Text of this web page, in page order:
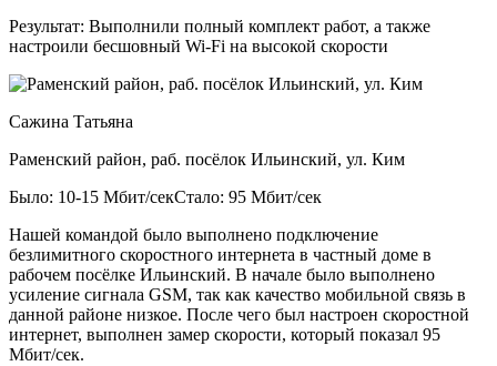
Результат: Выполнили полный комплект работ, а также
настроили бесшовный Wi-Fi на высокой скорости
Сажина Татьяна
Раменский район, раб. посёлок Ильинский, ул. Ким
Было: 10-15 Мбит/секСтало: 95 Мбит/сек
Нашей командой было выполнено подключение
безлимитного скоростного интернета в частный доме в
рабочем посёлке Ильинский. В начале было выполнено
усиление сигнала GSM, так как качество мобильной связь в
данной районе низкое. После чего был настроен скоростной
интернет, выполнен замер скорости, который показал 95
Мбит/сек.